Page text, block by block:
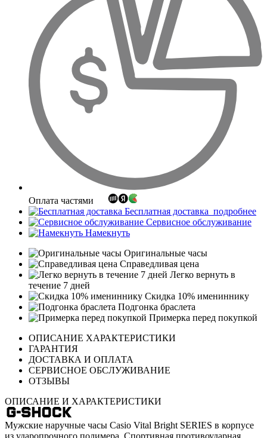
Оплата частями
Бесплатная доставка подробнее
Сервисное обслуживание
Намекнуть
Оригинальные часы
Справедливая цена
Легко вернуть в
течение 7 дней
Скидка 10% имениннику
Подгонка браслета
Примерка перед покупкой
ОПИСАНИЕ ХАРАКТЕРИСТИКИ
ГАРАНТИЯ
ДОСТАВКА И ОПЛАТА
СЕРВИСНОЕ ОБСЛУЖИВАНИЕ
ОТЗЫВЫ
ОПИСАНИЕ И ХАРАКТЕРИСТИКИ
Мужские наручные часы Casio Vital Bright SERIES в корпусе
из ударопрочного полимера. Спортивная противоударная